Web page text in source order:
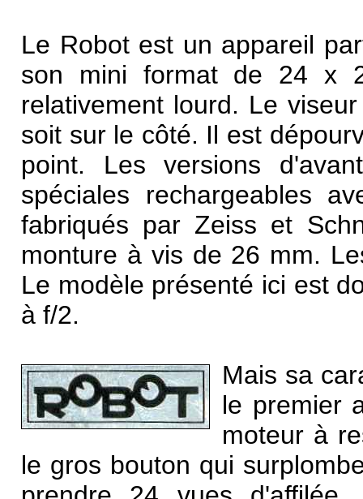
Le Robot est un appareil
son mini formatde 24 x
relativement lourd. Le viseur
soit sur le côté. Il est
point. Les versions
spéciales rechargeables
fabriqués par Zeiss et
monture à vis de 26 mm.
Le modèle présenté ici est
à f/2.
Mais sa
le premier
moteur à
le gros bouton qui